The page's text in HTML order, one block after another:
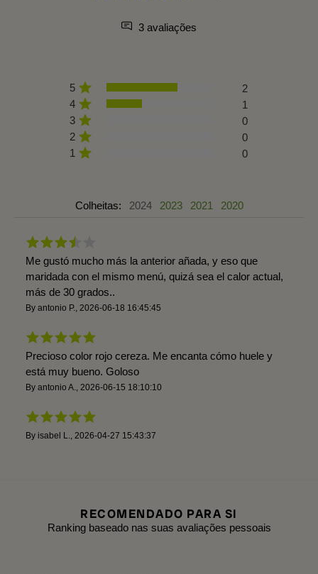
3 avaliações
5
2
4
1
3
0
2
0
1
0
Colheitas: 2024 2023 2021 2020
Me gustó mucho más la anterior añada, y eso que
maridada con el mismo menú, quizá sea el calor actual,
más de 30 grados..
By antonio P. 2026-06-18 16:45:45
Precioso color rojo cereza. Me encanta cómo huele y
está muy bueno. Goloso
By antonio A. 2026-06-15 18:10:10
By isabel L. 2026-04-27 15:43:37
RECOMENDADO PARA SI
Ranking baseado nas suas avaliações pessoais